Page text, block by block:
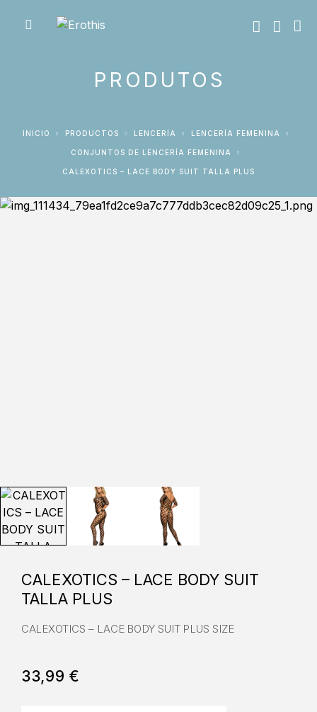
PRODUTOS
INICIO PRODUCTOS LENCERÍA LENCERÍA FEMENINA
CONJUNTOS DE LENCERÍA FEMENINA
CALEXOTICS – LACE BODY SUIT TALLA PLUS
CALEXOTICS – LACE BODY SUIT
TALLA PLUS
CALEXOTICS – LACE BODY SUIT PLUS SIZE
33,99 €